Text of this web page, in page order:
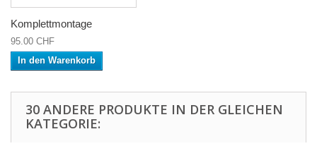
Komplettmontage
95.00 CHF
In den Warenkorb
30 ANDERE PRODUKTE IN DER GLEICHEN
KATEGORIE: